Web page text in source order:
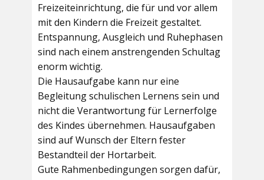
Freizeiteinrichtung, die für und vor allem
mit den Kindern die Freizeit gestaltet.
Entspannung, Ausgleich und Ruhephasen
sind nach einem anstrengenden Schultag
enorm wichtig.
Die Hausaufgabe kann nur eine
Begleitung schulischen Lernens sein und
nicht die Verantwortung für Lernerfolge
des Kindes übernehmen. Hausaufgaben
sind auf Wunsch der Eltern fester
Bestandteil der Hortarbeit.
Gute Rahmenbedingungen sorgen dafür,